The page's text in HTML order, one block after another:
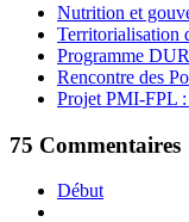
Nutrition et
Territorialisation
Programme
Rencontre des
Projet PMI-FPL
75 Commentaires
Début